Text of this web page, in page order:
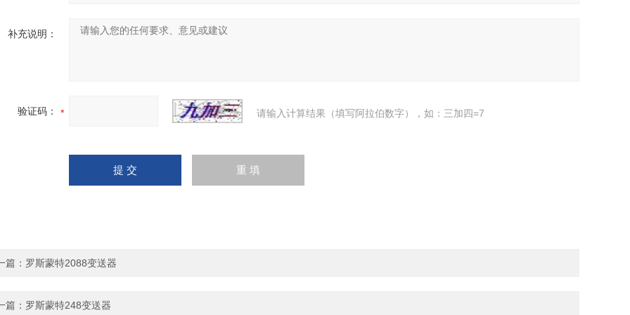
补充说明：
验证码： 请输入计算结果（填写阿拉伯数字），如：三加四=7
篇： 罗斯蒙特2088变送器
篇： 罗斯蒙特248变送器